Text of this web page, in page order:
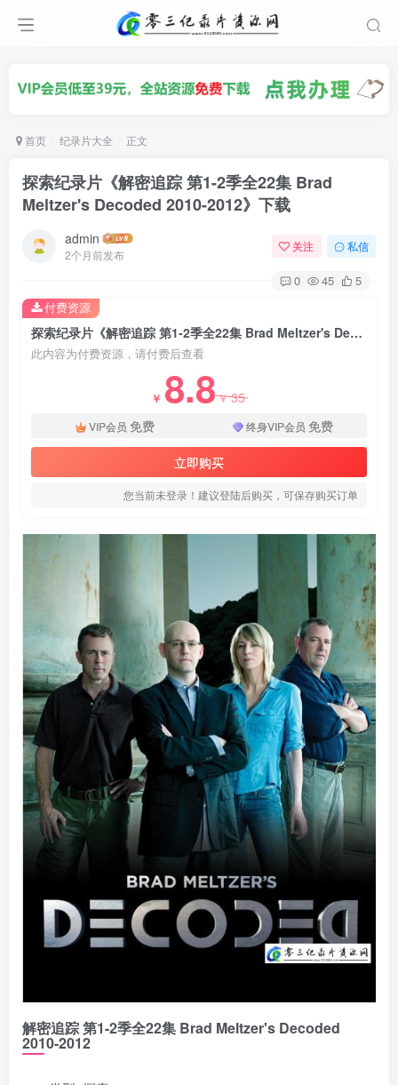
首页 纪录片大全 正文
探索纪录片《解密追踪 第1-2季全22集 Brad
Meltzer's Decoded 2010-2012》下载
admin
2个月前发布
关注 私信
0 45 5
探索纪录片《解密追踪 第1-2季全22集 Brad Meltzer's Decoded 2010-2012》下载
此内容为付费资源，请付费后查看
￥ 8.8￥35
VIP会员 免费 终身VIP会员 免费
立即购买
您当前未登录！建议登陆后购买，可保存购买订单
付费资源
解密追踪 第1-2季全22集 Brad Meltzer's Decoded
2010-2012